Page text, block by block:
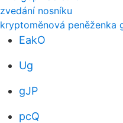
zvedání nosníku
kryptoměnová peněženka
EakO
Ug
gJP
pcQ